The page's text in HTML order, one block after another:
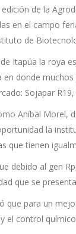
edición de la
en el campo
de
Itapúa la roya
en donde
Sojapar
Aníbal Morel,
la
que tienen
debido al gen
que se
que para un
el control